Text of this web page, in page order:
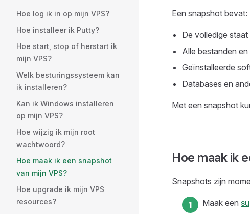
Hoe log ik in op mijn VPS?
Hoe installeer ik Putty?
Hoe start, stop of herstart ik
mijn VPS?
Welk besturingssysteem kan
ik installeren?
Kan ik Windows installeren
op mijn VPS?
Hoe wijzig ik mijn root
wachtwoord?
Hoe maak ik een snapshot
van mijn VPS?
Hoe upgrade ik mijn VPS
resources?
Een snapshot bevat:
De volledige
Alle bestanden
Geïnstalleerde
Databases en
Met een snapshot
Hoe maak ik
Snapshots zijn
Maak een